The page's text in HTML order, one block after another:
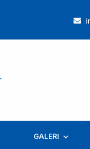
GALERI